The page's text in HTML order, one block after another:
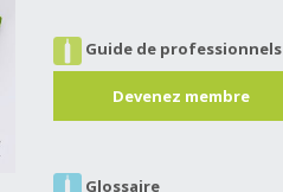
Guide de professionnels
Devenez membre
Glossaire